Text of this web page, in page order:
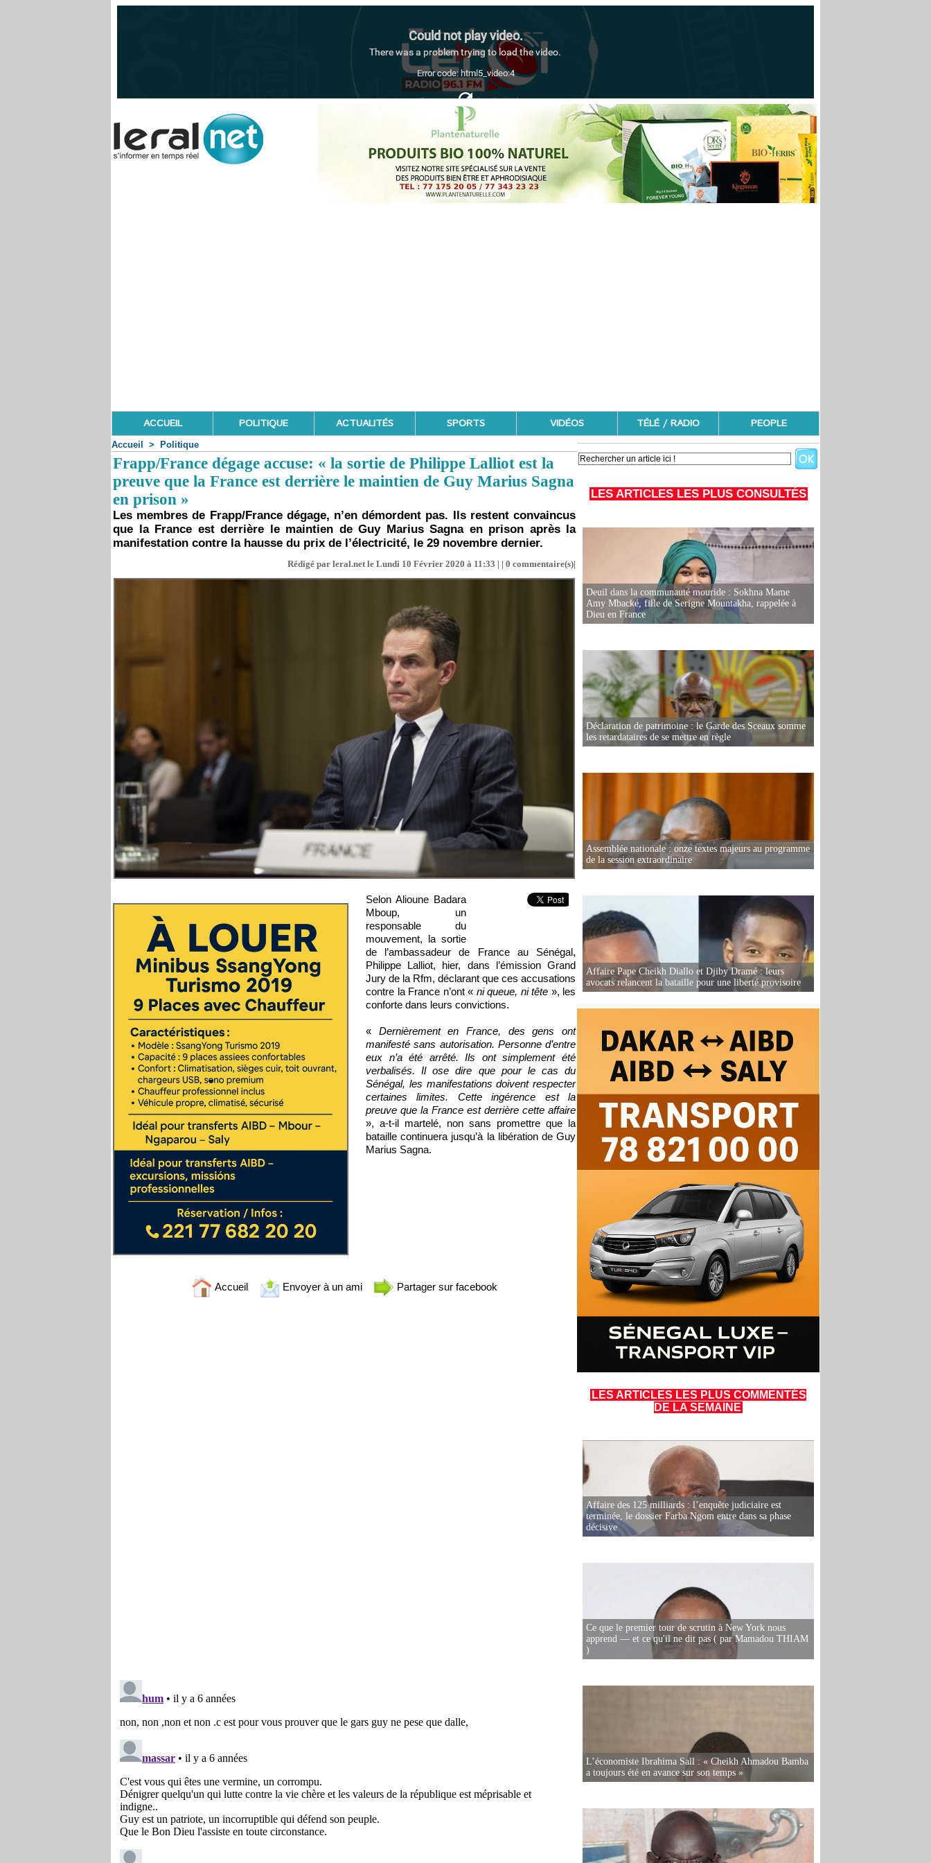
ACCUEIL POLITIQUE ACTUALITÉS SPORTS VIDÉOS TÉLÉ / RADIO PEOPLE
Accueil > Politique
Frapp/France dégage accuse: « la sortie de Philippe Lalliot est la
preuve que la France est derrière le maintien de Guy Marius Sagna
en prison »
Les membres de Frapp/France dégage, n’en démordent pas. Ils restent convaincus
que la France est derrière le maintien de Guy Marius Sagna en prison après la
manifestation contre la hausse du prix de l’électricité, le 29 novembre dernier.
Rédigé par leral.net le Lundi 10 Février 2020 à 11:33 | | 0 commentaire(s)|
Selon Alioune Badara
Mboup, un
responsable du
mouvement, la sortie
de l’ambassadeur de France au Sénégal,
Philippe Lalliot, hier, dans l’émission Grand
Jury de la Rfm, déclarant que ces accusations
contre la France n’ont « ni queue, ni tête », les
conforte dans leurs convictions.
« Dernièrement en France, des gens ont
manifesté sans autorisation. Personne d’entre
eux n’a été arrêté. Ils ont simplement été
verbalisés. Il ose dire que pour le cas du
Sénégal, les manifestations doivent respecter
certaines limites. Cette ingérence est la
preuve que la France est derrière cette affaire
», a-t-il martelé, non sans promettre que la
bataille continuera jusqu’à la libération de Guy
Marius Sagna.
Accueil Envoyer à un ami Partager sur facebook
LES ARTICLES LES PLUS CONSULTÉS
Deuil dans la communauté mouride : Sokhna Mame
Amy Mbacké, fille de Serigne Mountakha, rappelée à
Dieu en France
Déclaration de patrimoine : le Garde des Sceaux somme
les retardataires de se mettre en règle
Assemblée nationale : onze textes majeurs au programme
de la session extraordinaire
Affaire Pape Cheikh Diallo et Djiby Dramé : leurs
avocats relancent la bataille pour une liberté provisoire
LES ARTICLES LES PLUS COMMENTÉS
DE LA SEMAINE
Affaire des 125 milliards : l’enquête judiciaire est
terminée, le dossier Farba Ngom entre dans sa phase
décisive
Ce que le premier tour de scrutin à New York nous
apprend — et ce qu'il ne dit pas ( par Mamadou THIAM
)
L’économiste Ibrahima Sall : « Cheikh Ahmadou Bamba
a toujours été en avance sur son temps »